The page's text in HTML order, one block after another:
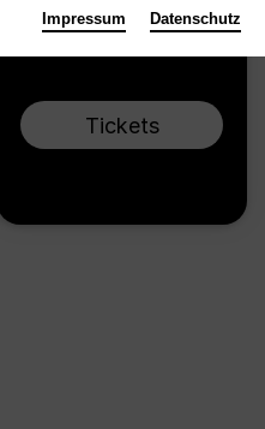
Tickets
Impressum Datenschutz